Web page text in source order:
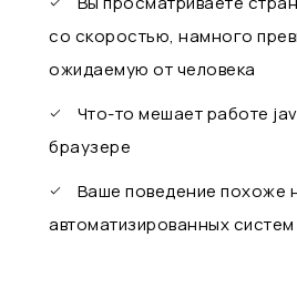
со скоростью, намного
ожидаемую от человека
Что-то мешает работе
браузере
Ваше поведение похоже
автоматизированных систем